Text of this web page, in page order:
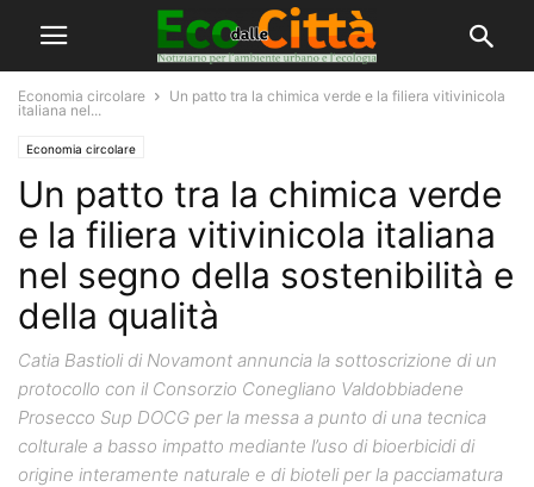
Economia circolare
Un patto tra la chimica verde e la filiera vitivinicola
italiana nel...
Economia circolare
Un patto tra la chimica verde
e la filiera vitivinicola italiana
nel segno della sostenibilità e
della qualità
Catia Bastioli di Novamont annuncia la sottoscrizione di un
protocollo con il Consorzio Conegliano Valdobbiadene
Prosecco Sup DOCG per la messa a punto di una tecnica
colturale a basso impatto mediante l’uso di bioerbicidi di
origine interamente naturale e di bioteli per la pacciamatura